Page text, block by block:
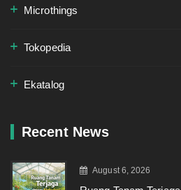
Microthings
Tokopedia
Ekatalog
Recent News
August 6, 2026